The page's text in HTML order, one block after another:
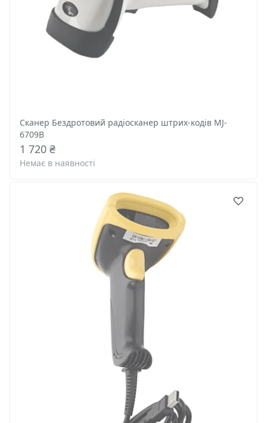
Сканер Бездротовий радіосканер штрих-кодів MJ-
6709B
1 720 ₴
Немає в наявності